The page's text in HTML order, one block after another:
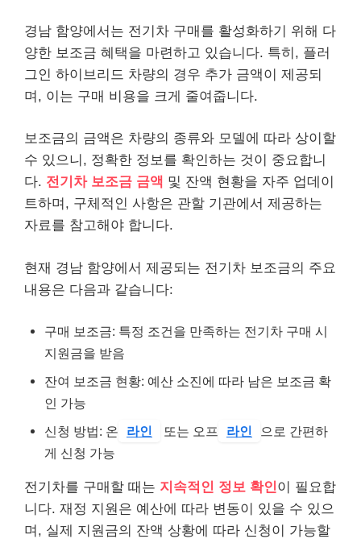
경남 함양에서는 전기차 구매를 활성화하기 위해 다
양한 보조금 혜택을 마련하고 있습니다. 특히, 플러
그인 하이브리드 차량의 경우 추가 금액이 제공되
며, 이는 구매 비용을 크게 줄여줍니다.
보조금의 금액은 차량의 종류와 모델에 따라 상이할
수 있으니, 정확한 정보를 확인하는 것이 중요합니
다. 전기차 보조금 금액 및 잔액 현황을 자주 업데이
트하며, 구체적인 사항은 관할 기관에서 제공하는
자료를 참고해야 합니다.
현재 경남 함양에서 제공되는 전기차 보조금의 주요
내용은 다음과 같습니다:
구매 보조금: 특정 조건을 만족하는 전기차 구매 시
지원금을 받음
잔여 보조금 현황: 예산 소진에 따라 남은 보조금 확
인 가능
신청 방법: 온
라인 또는 오프 라인
으로 간편하
게 신청 가능
전기차를 구매할 때는 지속적인 정보 확인이 필요합
니다. 재정 지원은 예산에 따라 변동이 있을 수 있으
며, 실제 지원금의 잔액 상황에 따라 신청이 가능할